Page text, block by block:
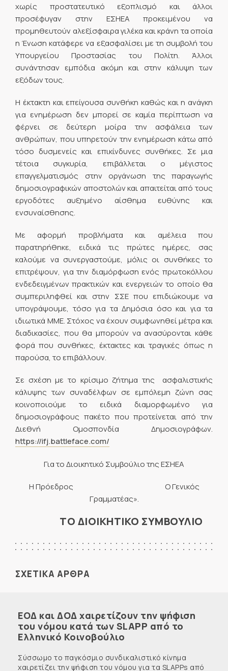
χωρίς προστατευτικό εξοπλισμό και άλλοι
προσέφυγαν στην ΕΣΗΕΑ προκειμένου να
προμηθευτούν αλεξίσφαιρα γιλέκα και κράνη τα οποία
η Ένωση κατάφερε να εξασφαλίσει με τη συμβολή του
Υπουργείου Προστασίας του Πολίτη. Άλλοι
συνάντησαν εμπόδια ακόμη και στην κάλυψη των
εξόδων τους.
Η έκτακτη και επείγουσα συνθήκη καθώς και η ανάγκη
για ενημέρωση δεν μπορεί σε καμία περίπτωση να
φέρνει σε δεύτερη μοίρα την ασφάλεια των
ανθρώπων, που υπηρετούν την ενημέρωση κάτω από
τόσο δυσμενείς και επικίνδυνες συνθήκες. Σε μια
τέτοια συγκυρία, επιβάλλεται ο μέγιστος
επαγγελματισμός στην οργάνωση της παραγωγής
δημοσιογραφικών αποστολών και απαιτείται από τους
εργοδότες αυξημένο αίσθημα ευθύνης και
ενσυναίσθησης.
Με αφορμή προβλήματα και αμέλεια που
παρατηρήθηκε, ειδικά τις πρώτες ημέρες, σας
καλούμε να συνεργαστούμε, μόλις οι συνθήκες το
επιτρέψουν, για την διαμόρφωση ενός πρωτοκόλλου
ενδεδειγμένων πρακτικών και ενεργειών το οποίο θα
συμπεριληφθεί και στην ΣΣΕ που επιδιώκουμε να
υπογράψουμε, τόσο για τα Δημόσια όσο και για τα
ιδιωτικά ΜΜΕ. Στόχος να έχουν συμφωνηθεί μέτρα και
διαδικασίες, που θα μπορούν να ανασύρονται κάθε
φορά που συνθήκες, έκτακτες και τραγικές όπως η
παρούσα, το επιβάλλουν.
Σε σχέση με το κρίσιμο ζήτημα της ασφαλιστικής
κάλυψης των συναδέλφων σε εμπόλεμη ζώνη σας
κοινοποιούμε το ειδικά διαμορφωμένο για
δημοσιογράφους πακέτο που προτείνεται από την
Διεθνή Ομοσπονδία Δημοσιογράφων.
https://ifj.battleface.com/
Για το Διοικητικό Συμβούλιο της ΕΣΗΕΑ
Η Πρόεδρος Ο Γενικός
Γραμματέας».
ΤΟ ΔΙΟΙΚΗΤΙΚΟ ΣΥΜΒΟΥΛΙΟ
ΣΧΕΤΙΚΑ ΑΡΘΡΑ
ΕΟΔ και ΔΟΔ χαιρετίζουν την ψήφιση
του νόμου κατά των SLAPP από το
Ελληνικό Κοινοβούλιο
Σύσσωμο το παγκόσμιο συνδικαλιστικό κίνημα
χαιρετίζει την ψήφιση του νόμου για τα SLAPPs από